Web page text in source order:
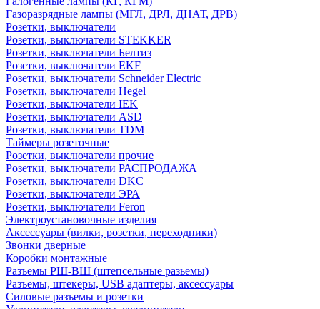
Газоразрядные лампы (МГЛ, ДРЛ, ДНАТ, ДРВ)
Розетки, выключатели
Розетки, выключатели STEKKER
Розетки, выключатели Белтиз
Розетки, выключатели EKF
Розетки, выключатели Schneider Electric
Розетки, выключатели Hegel
Розетки, выключатели IEK
Розетки, выключатели ASD
Розетки, выключатели TDM
Таймеры розеточные
Розетки, выключатели прочие
Розетки, выключатели РАСПРОДАЖА
Розетки, выключатели DKC
Розетки, выключатели ЭРА
Розетки, выключатели Feron
Электроустановочные изделия
Аксессуары (вилки, розетки, переходники)
Звонки дверные
Коробки монтажные
Разъемы РШ-ВШ (штепсельные разьемы)
Разъемы, штекеры, USB адаптеры, аксессуары
Силовые разъемы и розетки